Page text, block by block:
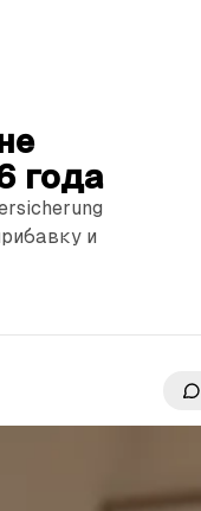
года
и